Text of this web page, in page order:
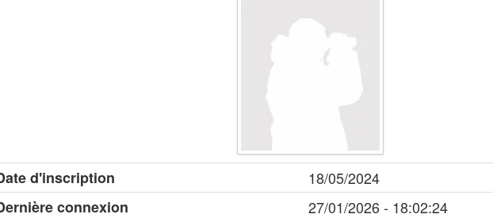
d'inscription
18/05/2024
connexion
27/01/2026 - 18:02:24